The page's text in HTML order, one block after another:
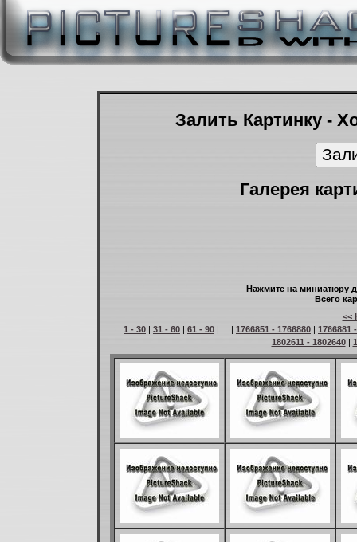
Залить Картинку -
Галерея
Нажмите на миниатюру
Всего
<<
1 - 30 | 31 - 60 | 61 - 90 | ... | 1766851 - 1766880 | 1766881
1802611 - 1802640|